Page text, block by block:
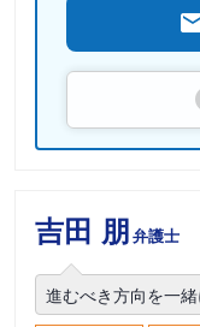
吉田 朋弁護士
進むべき方向を一